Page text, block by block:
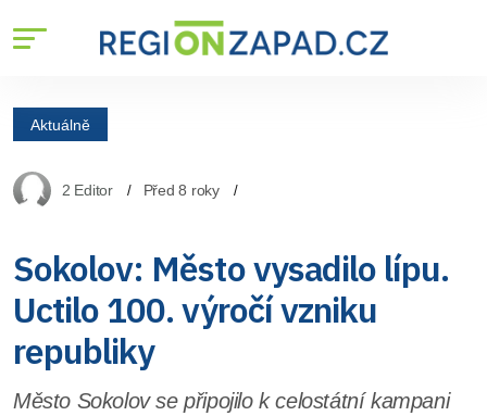
Aktuálně
2 Editor Před 8 roky
Sokolov: Město vysadilo lípu.
Uctilo 100. výročí vzniku
republiky
Město Sokolov se připojilo k celostátní kampani